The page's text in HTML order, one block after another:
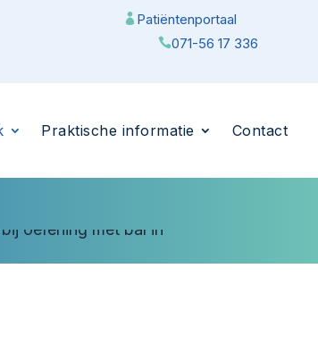
 Patiëntenportaal
071-56 17 336
Praktische informatie Contact